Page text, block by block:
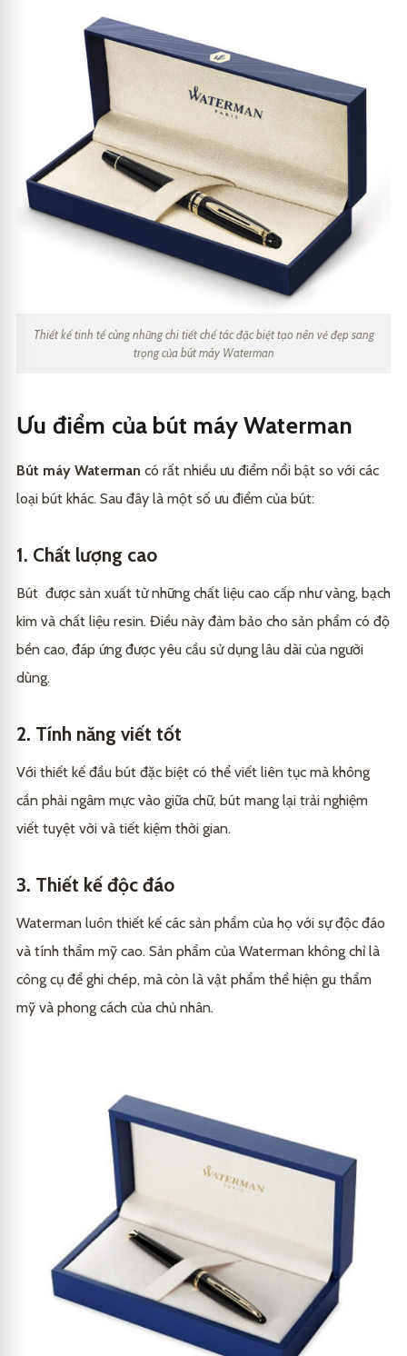
Thiết kế tinh tế cùng những chi tiết chế tác đặc biệt tạo nên vẻ đẹp sang
trọng của bút máy Waterman
Ưu điểm của bút máy Waterman
Bút máy Waterman có rất nhiều ưu điểm nổi bật so với các
loại bút khác. Sau đây là một số ưu điểm của bút:
1. Chất lượng cao
Bút được sản xuất từ những chất liệu cao cấp như vàng, bạch
kim và chất liệu resin. Điều này đảm bảo cho sản phẩm có độ
bền cao, đáp ứng được yêu cầu sử dụng lâu dài của người
dùng.
2. Tính năng viết tốt
Với thiết kế đầu bút đặc biệt có thể viết liên tục mà không
cần phải ngâm mực vào giữa chữ, bút mang lại trải nghiệm
viết tuyệt vời và tiết kiệm thời gian.
3. Thiết kế độc đáo
Waterman luôn thiết kế các sản phẩm của họ với sự độc đáo
và tính thẩm mỹ cao. Sản phẩm của Waterman không chỉ là
công cụ để ghi chép, mà còn là vật phẩm thể hiện gu thẩm
mỹ và phong cách của chủ nhân.